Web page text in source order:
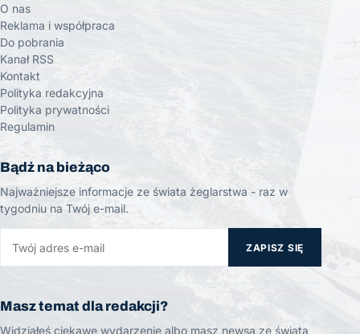
O nas
Reklama i współpraca
Do pobrania
Kanał RSS
Kontakt
Polityka redakcyjna
Polityka prywatności
Regulamin
Bądź na bieżąco
Najważniejsze informacje ze świata żeglarstwa - raz w
tygodniu na Twój e-mail.
ZAPISZ SIĘ
Masz temat dla redakcji?
Widziałeś ciekawe wydarzenie albo masz newsa ze świata